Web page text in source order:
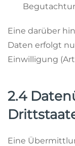
Eine darüber
Daten erfolgt
Einwilligung
2.4
Eine